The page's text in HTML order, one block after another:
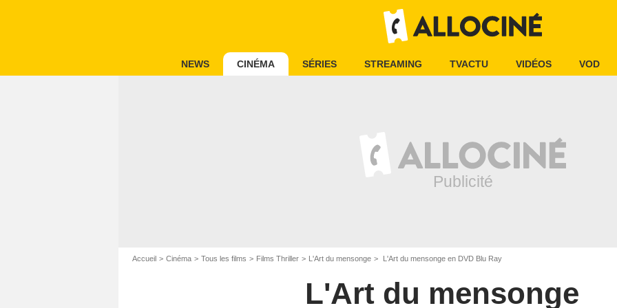
NEWS CINÉMA SÉRIES STREAMING TVACTU VIDÉOS VOD
Accueil Cinéma Tous les films Films Thriller L'Art du mensonge L'Art du mensonge en DVD Blu Ray
L'Art du mensonge